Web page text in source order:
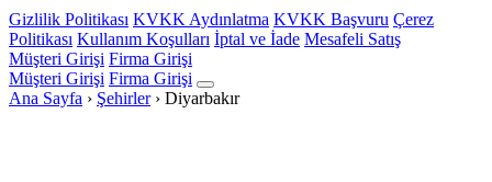
Gizlilik Politikası KVKK Aydınlatma KVKK Başvuru Çerez
Politikası Kullanım Koşulları İptal ve İade Mesafeli Satış
Müşteri Girişi Firma Girişi
Müşteri Girişi Firma Girişi
Ana Sayfa › Şehirler › Diyarbakır